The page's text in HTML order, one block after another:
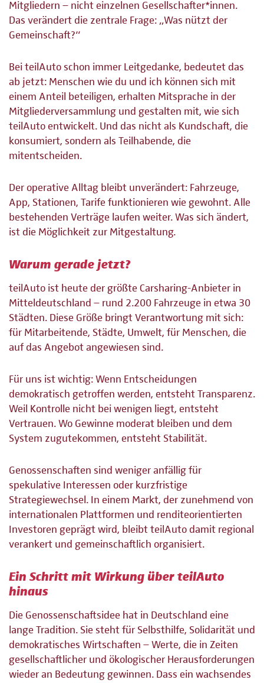
Mitgliedern – nicht einzelnen Gesellschafter*innen.
Das verändert die zentrale Frage: „Was nützt der
Gemeinschaft?“
Bei teilAuto schon immer Leitgedanke, bedeutet das
ab jetzt: Menschen wie du und ich können sich mit
einem Anteil beteiligen, erhalten Mitsprache in der
Mitgliederversammlung und gestalten mit, wie sich
teilAuto entwickelt. Und das nicht als Kundschaft, die
konsumiert, sondern als Teilhabende, die
mitentscheiden.
Der operative Alltag bleibt unverändert: Fahrzeuge,
App, Stationen, Tarife funktionieren wie gewohnt. Alle
bestehenden Verträge laufen weiter. Was sich ändert,
ist die Möglichkeit zur Mitgestaltung.
Warum gerade jetzt?
teilAuto ist heute der größte Carsharing-Anbieter in
Mitteldeutschland – rund 2.200 Fahrzeuge in etwa 30
Städten. Diese Größe bringt Verantwortung mit sich:
für Mitarbeitende, Städte, Umwelt, für Menschen, die
auf das Angebot angewiesen sind.
Für uns ist wichtig: Wenn Entscheidungen
demokratisch getroffen werden, entsteht Transparenz.
Weil Kontrolle nicht bei wenigen liegt, entsteht
Vertrauen. Wo Gewinne moderat bleiben und dem
System zugutekommen, entsteht Stabilität.
Genossenschaften sind weniger anfällig für
spekulative Interessen oder kurzfristige
Strategiewechsel. In einem Markt, der zunehmend von
internationalen Plattformen und renditeorientierten
Investoren geprägt wird, bleibt teilAuto damit regional
verankert und gemeinschaftlich organisiert.
Ein Schritt mit Wirkung über teilAuto
hinaus
Die Genossenschaftsidee hat in Deutschland eine
lange Tradition. Sie steht für Selbsthilfe, Solidarität und
demokratisches Wirtschaften – Werte, die in Zeiten
gesellschaftlicher und ökologischer Herausforderungen
wieder an Bedeutung gewinnen. Dass ein wachsendes